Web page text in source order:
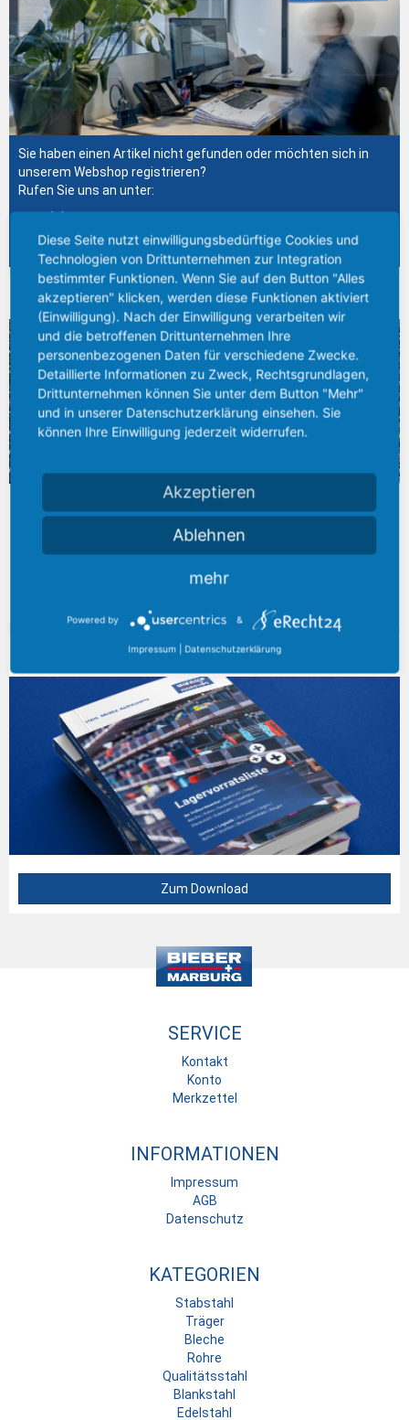
Sie haben einen Artikel nicht gefunden oder möchten sich in
unserem Webshop registrieren?
Rufen Sie uns an unter:
+49 (0) 641 7944-0
shop.info@bieber-marburg.de
BREITES LAGERSPEKTRUM
Am Standort Gießen entstand in den letzten Jahren das größte
Stahlhandels- und –Logistikzentrum zwischen Kassel, Karlsruhe
und Dortmund, mit einem Lagerbestand von über 25.000 Tonnen
Stahl...
AKTUELLER KATALOG
Zum Download
SERVICE
Kontakt
Konto
Merkzettel
INFORMATIONEN
Impressum
AGB
Datenschutz
KATEGORIEN
Stabstahl
Träger
Bleche
Rohre
Qualitätsstahl
Blankstahl
Edelstahl
Diese Seite nutzt einwilligungsbedürftige Cookies und
Technologien von Drittunternehmen zur Integration
bestimmter Funktionen. Wenn Sie auf den Button "Alles
akzeptieren" klicken, werden diese Funktionen aktiviert
(Einwilligung). Nach der Einwilligung verarbeiten wir
und die betroffenen Drittunternehmen Ihre
personenbezogenen Daten für verschiedene Zwecke.
Detaillierte Informationen zu Zweck, Rechtsgrundlagen,
Drittunternehmen können Sie unter dem Button "Mehr"
und in unserer Datenschutzerklärung einsehen. Sie
können Ihre Einwilligung jederzeit widerrufen.
Akzeptieren
Ablehnen
mehr
Powered by &
Impressum Datenschutzerklärung